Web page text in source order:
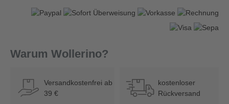
Warum Wollerino?
Versandkostenfrei ab
39 €
kostenloser
Rückversand